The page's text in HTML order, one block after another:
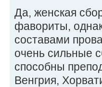
Да, женская
фавориты,
составами
очень сильные
способны
Венгрия,